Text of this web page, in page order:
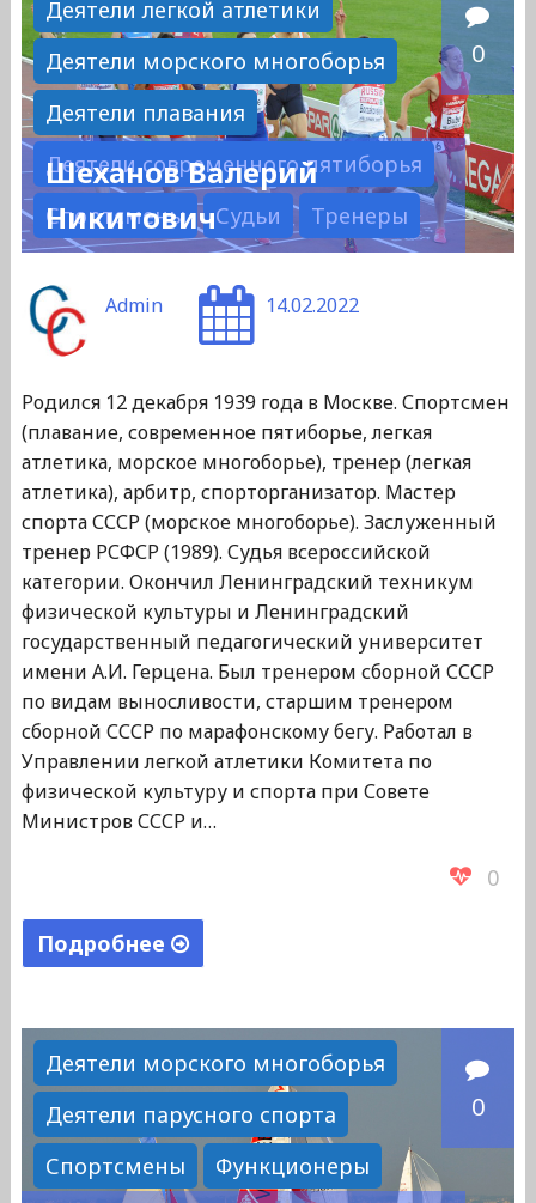
Деятели легкой атлетики
Деятели морского многоборья
Деятели плавания
Деятели современного пятиборья
Спортсмены
Судьи Тренеры
0
Шеханов Валерий
Никитович
Admin 14.02.2022
Родился 12 декабря 1939 года в Москве. Спортсмен
(плавание, современное пятиборье, легкая
атлетика, морское многоборье), тренер (легкая
атлетика), арбитр, спорторганизатор. Мастер
спорта СССР (морское многоборье). Заслуженный
тренер РСФСР (1989). Судья всероссийской
категории. Окончил Ленинградский техникум
физической культуры и Ленинградский
государственный педагогический университет
имени А.И. Герцена. Был тренером сборной СССР
по видам выносливости, старшим тренером
сборной СССР по марафонскому бегу. Работал в
Управлении легкой атлетики Комитета по
физической культуру и спорта при Совете
Министров СССР и…
0
Подробнее
Никитович"
Деятели морского многоборья
Деятели парусного спорта
Спортсмены
Функционеры
0